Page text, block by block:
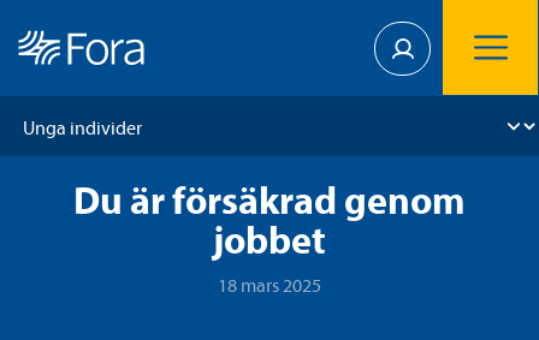
Du är försäkrad genom
jobbet
18 mars 2025